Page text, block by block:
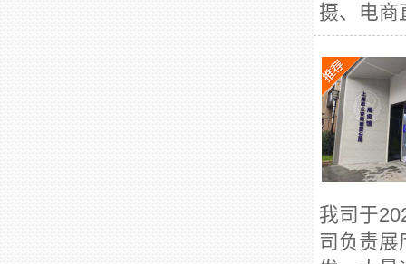
摄、电商
我司于
司负责展